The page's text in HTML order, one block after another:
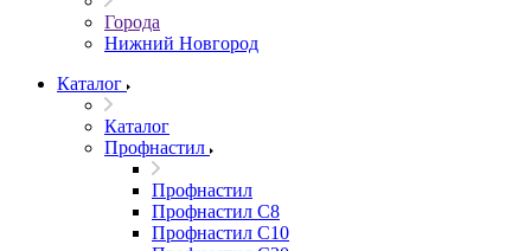
Города
Нижний Новгород
Каталог
Каталог
Профнастил
Профнастил
Профнастил С8
Профнастил С10